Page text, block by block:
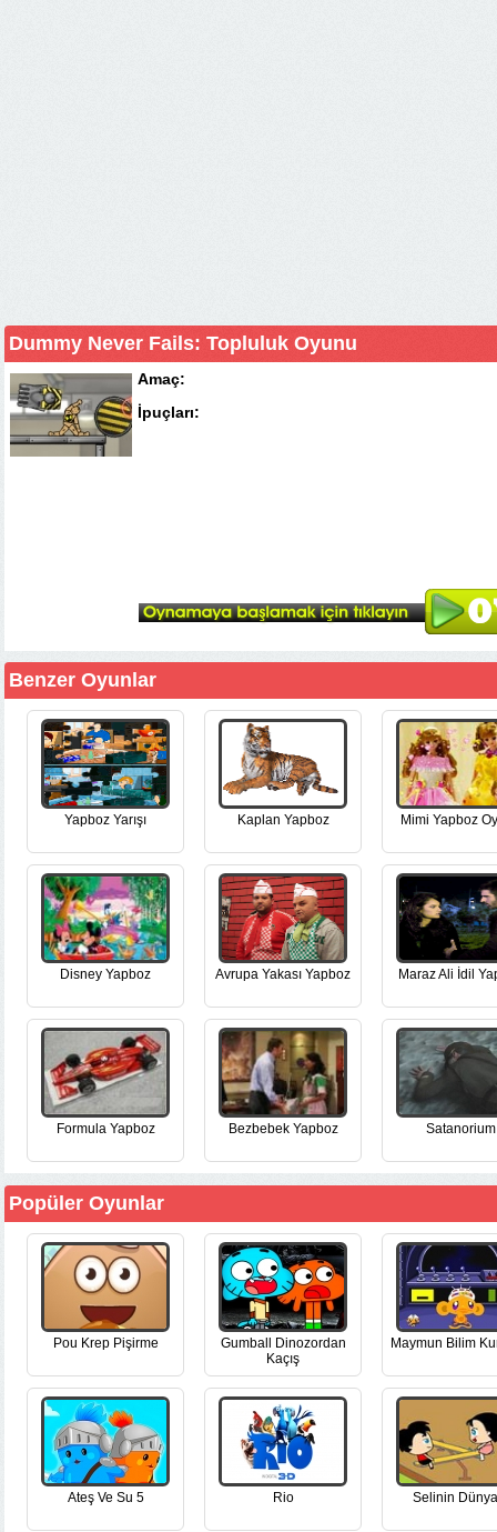
Dummy Never Fails: Topluluk Oyunu
Amaç:
İpuçları:
Benzer Oyunlar
Yapboz Yarışı Kaplan Yapboz Mimi Yapboz
Disney Yapboz Avrupa Yakası Yapboz Maraz Ali İdil
Formula Yapboz Bezbebek Yapboz Satanorium
Popüler Oyunlar
Pou Krep Pişirme
Gumball Dinozordan
Kaçış
Maymun Bilim
Ateş Ve Su 5 Rio Selinin